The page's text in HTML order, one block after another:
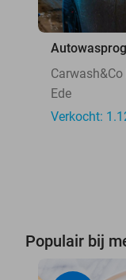
Ede
Verkocht:
Populair bij